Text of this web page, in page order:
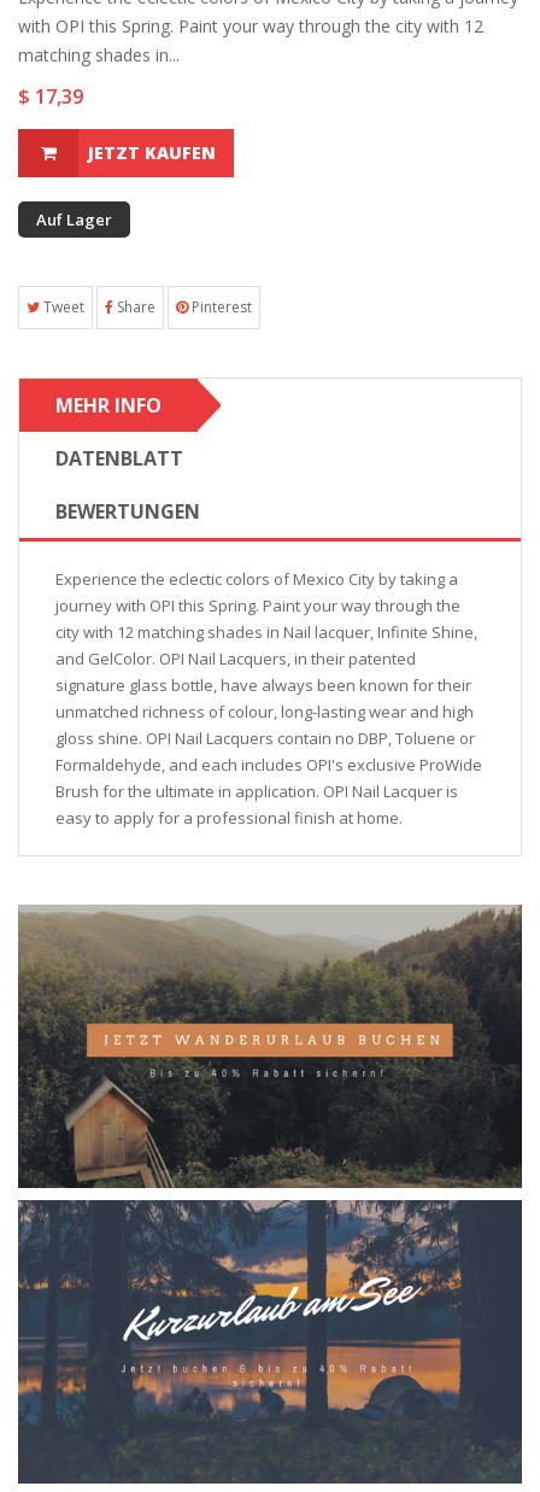
with OPI this Spring. Paint your way through the city with 12
matching shades in...
$ 17,39
JETZT KAUFEN
Auf Lager
Tweet Share Pinterest
MEHR INFO
DATENBLATT
BEWERTUNGEN
Experience the eclectic colors of Mexico City by taking a
journey with OPI this Spring. Paint your way through the
city with 12 matching shades in Nail lacquer, Infinite Shine,
and GelColor. OPI Nail Lacquers, in their patented
signature glass bottle, have always been known for their
unmatched richness of colour, long-lasting wear and high
gloss shine. OPI Nail Lacquers contain no DBP, Toluene or
Formaldehyde, and each includes OPI's exclusive ProWide
Brush for the ultimate in application. OPI Nail Lacquer is
easy to apply for a professional finish at home.